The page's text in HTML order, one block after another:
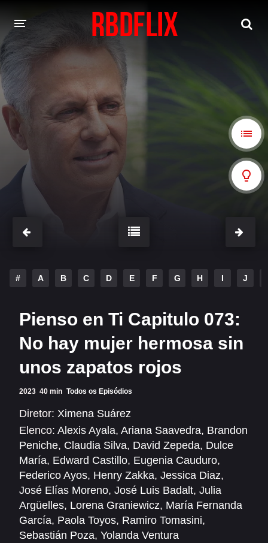
Rebelde: En Español
Alfonso Herrera
Christian Chávez Christopher Von Uckermann
Alfonso Herrera Anahí
Dulce María Maite Perroni
RBD
Christian Chávez Christopher Von Uckermann
Dulce María Maite Perroni
RBD
SHOWS
Alfonso Herrera Anahí
# A B C D E F G H I J
Pienso en Ti Capitulo 073:
No hay mujer hermosa sin
unos zapatos rojos
2023 40 min Todos os Episódios
Diretor: Ximena Suárez
Elenco: Alexis Ayala, Ariana Saavedra, Brandon
Peniche, Claudia Silva, David Zepeda, Dulce
María, Edward Castillo, Eugenia Cauduro,
Federico Ayos, Henry Zakka, Jessica Diaz,
José Elías Moreno, José Luis Badalt, Julia
Argüelles, Lorena Graniewicz, María Fernanda
García, Paola Toyos, Ramiro Tomasini,
Sebastián Poza, Yolanda Ventura